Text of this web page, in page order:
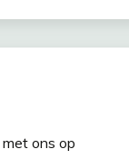
ons op